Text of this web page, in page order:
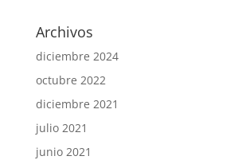
Archivos
diciembre 2024
octubre 2022
diciembre 2021
julio 2021
junio 2021